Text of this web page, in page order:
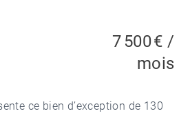
7 500 € /
mois
ce bien d’exception de 130